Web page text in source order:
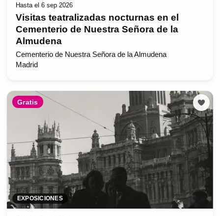
Hasta el 6 sep 2026
Visitas teatralizadas nocturnas en el
Cementerio de Nuestra Señora de la
Almudena
Cementerio de Nuestra Señora de la Almudena
Madrid
Gratis
EXPOSICIONES